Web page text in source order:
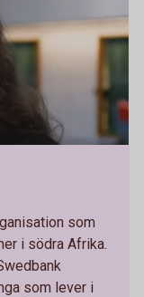
som
i södra Afrika.
som lever i